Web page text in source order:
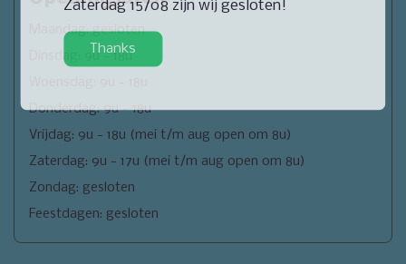
Maandag: gesloten
Dinsdag: 9u - 18u
Donderdag: 9u - 18u
Vrijdag: 9u - 18u (mei t/m aug open om 8u)
Zaterdag: 9u - 17u (mei t/m aug open om 8u)
Zondag: gesloten
Feestdagen: gesloten
Zaterdag 15/08 zijn wij gesloten!
Thanks